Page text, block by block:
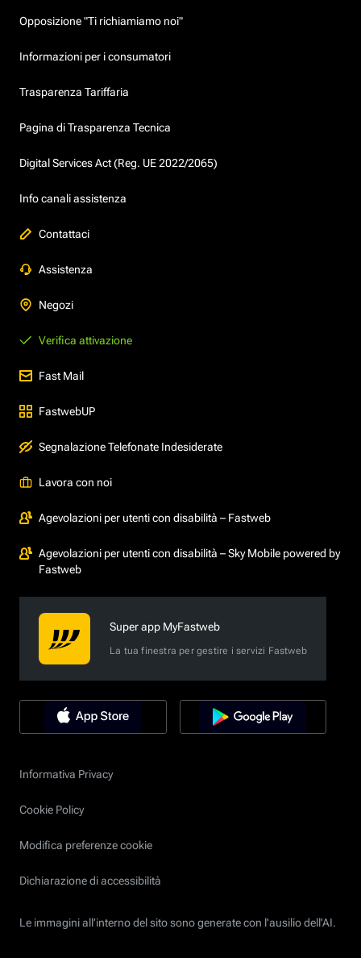
Opposizione "Ti richiamiamo noi"
Informazioni per i consumatori
Trasparenza Tariffaria
Pagina di Trasparenza Tecnica
Digital Services Act (Reg. UE 2022/2065)
Info canali assistenza
Contattaci
Assistenza
Negozi
Verifica attivazione
Fast Mail
FastwebUP
Segnalazione Telefonate Indesiderate
Lavora con noi
Agevolazioni per utenti con disabilità – Fastweb
Agevolazioni per utenti con disabilità – Sky Mobile powered by
Fastweb
Super app MyFastweb
La tua finestra per gestire i servizi Fastweb
Informativa Privacy
Cookie Policy
Modifica preferenze cookie
Dichiarazione di accessibilità
Le immagini all’interno del sito sono generate con l'ausilio dell'AI.